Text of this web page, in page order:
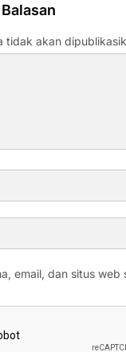
tidak akan
email, dan situs